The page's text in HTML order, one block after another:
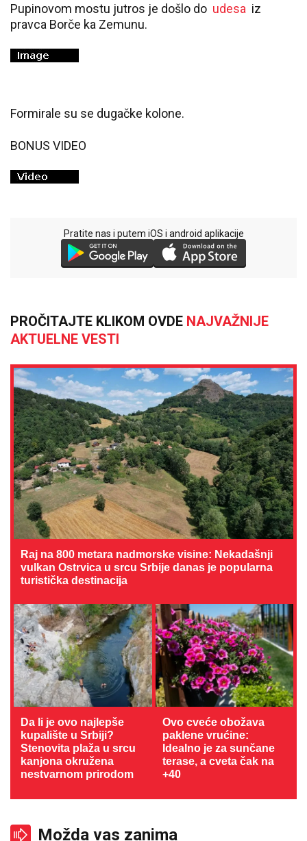
Pupinovom mostu jutros je došlo do udesa iz
pravca Borče ka Zemunu.
Formirale su se dugačke kolone.
BONUS VIDEO
Pratite nas i putem iOS i android aplikacije
PROČITAJTE KLIKOM OVDE NAJVAŽNIJE
AKTUELNE VESTI
Raj na 800 metara nadmorske visine: Nekadašnji
vulkan Ostrvica u srcu Srbije danas je popularna
turistička destinacija
Da li je ovo najlepše
kupalište u Srbiji?
Stenovita plaža u srcu
kanjona okružena
nestvarnom prirodom
Ovo cveće obožava
paklene vrućine:
Idealno je za sunčane
terase, a cveta čak na
+40
Možda vas zanima